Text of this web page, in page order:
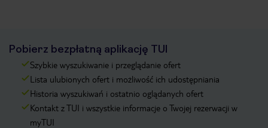
Pobierz bezpłatną aplikację TUI
Szybkie wyszukiwanie i przeglądanie ofert
Lista ulubionych ofert i możliwość ich udostępniania
Historia wyszukiwań i ostatnio oglądanych ofert
Kontakt z TUI i wszystkie informacje o Twojej rezerwacji w
myTUI